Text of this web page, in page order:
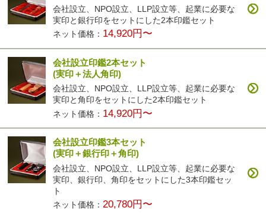
会社設立、NPO設立、LLP設立等、起業に必要な
実印と銀行印をセットにした2本印鑑セット
ネット価格： 14,920円〜
会社設立印鑑2本セット
(実印＋法人角印)
会社設立、NPO設立、LLP設立等、起業に必要な
実印と角印をセットにした2本印鑑セット
ネット価格： 14,920円〜
会社設立印鑑3本セット
(実印＋銀行印＋角印)
会社設立、NPO設立、LLP設立等、起業に必要な
実印、銀行印、角印をセットにした3本印鑑セッ
ト
ネット価格： 20,780円〜